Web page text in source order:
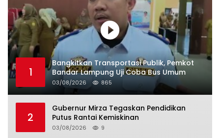
1
Bangkitkan Transportasi Publik, Pemkot
Bandar Lampung Uji Coba Bus Umum
03/08/2026 865
2
Gubernur Mirza Tegaskan Pendidikan
Putus Rantai Kemiskinan
03/08/2026 9